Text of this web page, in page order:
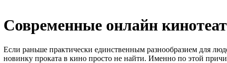
Современные онлайн
Если раньше практически единственным разнообразием для
новинку проката в кино просто не найти. Именно по этой